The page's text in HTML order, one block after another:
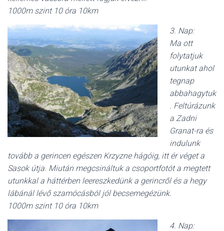
1000m szint 10 óra 10km
3. Nap:
Ma ott
folytatjuk
utunkat ahol
tegnap
abbahagytuk
. Feltúrázunk
a Zadni
Granat-ra és
indulunk
tovább a gerincen egészen Krzyzne hágóig, itt ér véget a
Sasok útja. Miután megcsináltuk a csoportfotót a megtett
utunkkal a háttérben leereszkedünk a gerincről és a hegy
lábánál lévő szamócásból jól becsemegézünk.
1000m szint 10 óra 10km
4. Nap: